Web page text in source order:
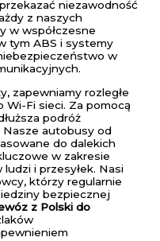
niezawodność
z naszych
w współczesne
tym ABS i systemy
w
zapewniamy rozległe
Wi-Fi sieci. Za pomocą
podróż
autobusy od
do dalekich
w zakresie
i przesyłek. Nasi
którzy regularnie
bezpiecznej
z Polski do